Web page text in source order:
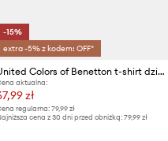
-15%
extra -5% z kodem: OFF*
United Colors of Benetton t-shirt dziecięcy bawełniany
aktualna:
zł
regularna: 79,99 zł
cena z 30 dni przed obniżką: 79,99 zł